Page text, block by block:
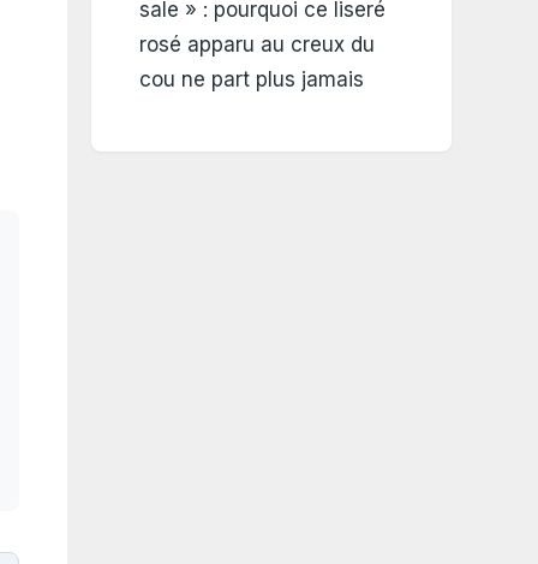
sale » : pourquoi ce liseré
rosé apparu au creux du
cou ne part plus jamais